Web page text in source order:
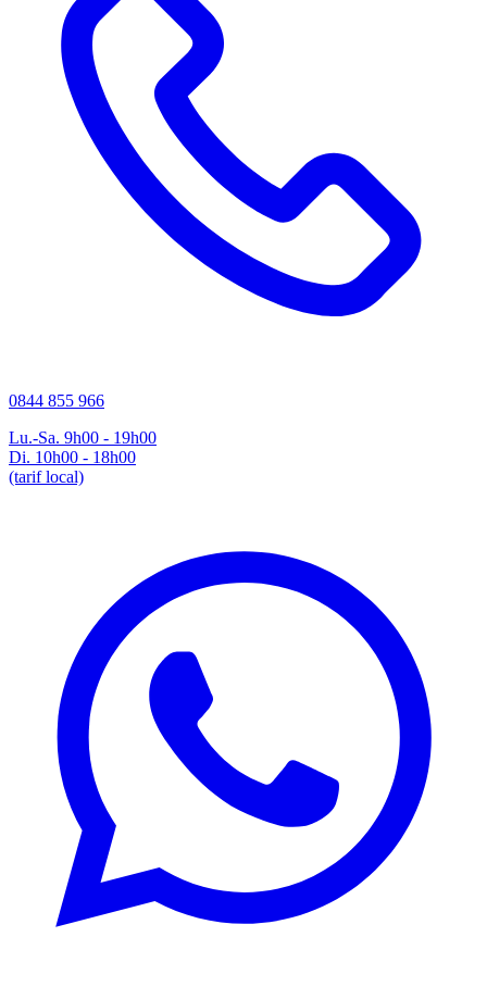
0844 855 966
Lu.-Sa. 9h00 - 19h00
Di. 10h00 - 18h00
(tarif local)